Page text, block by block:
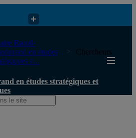
études stratégiques et diplomatiques
Raoul-
en études
e...
Chercheurs
en études stratégiques et